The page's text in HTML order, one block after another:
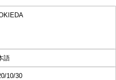
語
10/30